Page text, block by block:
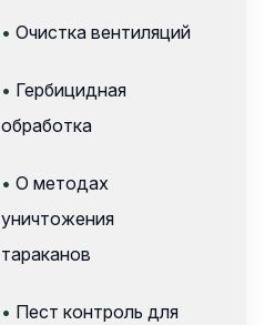
• Очистка вентиляций
• Гербицидная
обработка
• О методах
уничтожения
тараканов
• Пест контроль для